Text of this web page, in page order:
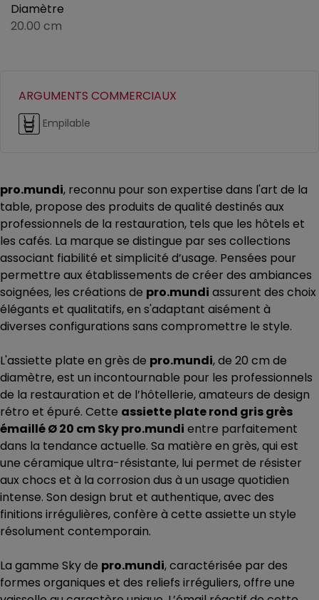
Diamètre
20.00 cm
ARGUMENTS COMMERCIAUX
Empilable
pro.mundi, reconnu pour son expertise dans l'art de la
table, propose des produits de qualité destinés aux
professionnels de la restauration, tels que les hôtels et
les cafés. La marque se distingue par ses collections
associant fiabilité et simplicité d’usage. Pensées pour
permettre aux établissements de créer des ambiances
soignées, les créations de pro.mundi assurent des choix
élégants et qualitatifs, en s'adaptant aisément à
diverses configurations sans compromettre le style.
L'assiette plate en grès de pro.mundi, de 20 cm de
diamètre, est un incontournable pour les professionnels
de la restauration et de l’hôtellerie, amateurs de design
rétro et épuré. Cette assiette plate rond gris grès
émaillé Ø 20 cm Sky pro.mundi entre parfaitement
dans la tendance actuelle. Sa matière en grès, qui est
une céramique ultra-résistante, lui permet de résister
aux chocs et à la corrosion dus à un usage quotidien
intense. Son design brut et authentique, avec des
finitions irrégulières, confère à cette assiette un style
résolument contemporain.
La gamme Sky de pro.mundi, caractérisée par des
formes organiques et des reliefs irréguliers, offre une